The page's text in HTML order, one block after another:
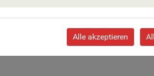
Zimmer an.
Alle akzeptieren